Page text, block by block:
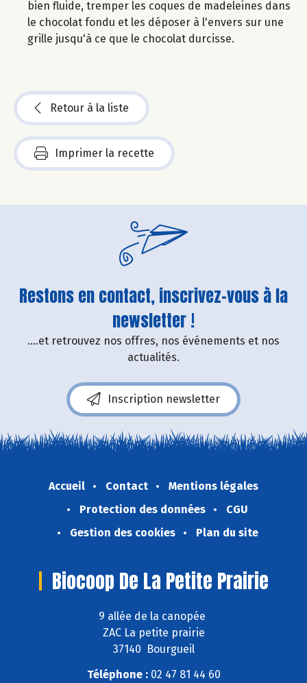
bien fluide, tremper les coques de madeleines dans
le chocolat fondu et les déposer à l'envers sur une
grille jusqu'à ce que le chocolat durcisse.
Retour à la liste
Imprimer la recette
Restons en contact, inscrivez-vous à la
newsletter !
....et retrouvez nos offres, nos événements et nos
actualités.
Inscription newsletter
Accueil Contact
Mentions légales
Protection des données
CGU
Gestion des cookies
Plan du site
Biocoop De La Petite Prairie
9 allée de la canopée
ZAC La petite prairie
37140 Bourgueil
Téléphone :02 47 81 44 60